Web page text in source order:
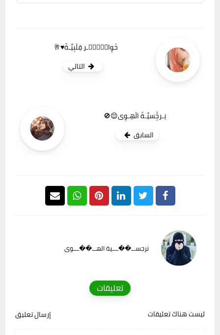
خَوِاطۣۗـۙـر قِلَبِيِّـةّ♥️🥂
التالي
نِـرجَِّسيِّـةّ الَهِـوِى😌🚫
السابق
نرجســـ��ــــية الهـــ��ــــوى
تعليقات
ليست هناك تعليقات إرسال تعليق